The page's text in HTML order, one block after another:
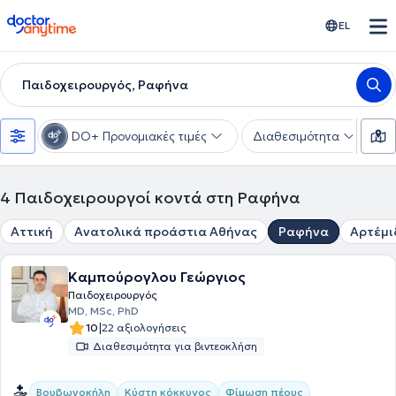
doctoranytime EL
Παιδοχειρουργός, Ραφήνα
DO+ Προνομιακές τιμές Διαθεσιμότητα
4 Παιδοχειρουργοί κοντά στη Ραφήνα
Αττική Ανατολικά προάστια Αθήνας Ραφήνα
Καμπούρογλου Γεώργιος
Παιδοχειρουργός
MD, MSc, PhD
10|22 αξιολογήσεις
Διαθεσιμότητα για βιντεοκλήση
Βουβωνοκήλη Κύστη κόκκυγος Φίμωση πέους